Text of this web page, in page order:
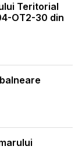
Teritorial
OT2-30 din